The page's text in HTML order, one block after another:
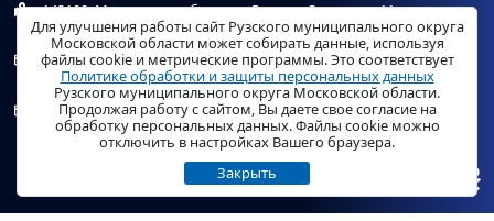
143100, Московская область, г.Руза, ул.Солнцева, 11
Схема проезда
Общий отдел Администрации Рузского муниципального
округа:ruza_region_ruza@mosreg.ru.
Отдел по работе с обращениями граждан Администрации
Рузского муниципального округа:ruza_og_argo@mosreg.ru
Для улучшения работы сайт Рузского муниципального округа
Московской области может собирать данные, используя
файлы cookie и метрические программы. Это соответствует
Политике обработки и защиты персональных данных
Рузского муниципального округа Московской области.
Продолжая работу с сайтом, Вы даете свое согласие на
обработку персональных данных. Файлы cookie можно
отключить в настройках Вашего браузера.
Закрыть